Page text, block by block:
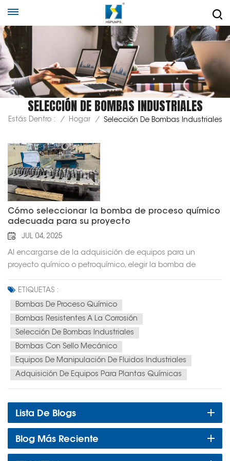
SELECCIÓN DE BOMBAS INDUSTRIALES
Estás Dentro : / Hogar / Selección De Bombas Industriales
Cómo seleccionar la bomba de proceso químico
adecuada para su proyecto
JUL 04, 2025
Al encargarse de la adquisición de equipos para un
proyecto químico o petroquímico, elegir la bomba de
proceso químico adecuada es una decisión crucial. La
bomba que seleccione afectará directamente la eficiencia
de la producción, la seguridad de la planta, los costos de
mantenimiento e incluso el cumplimiento de las normas
ambientales. A continuación, se presentan algunos factores
esenciales a considerar al seleccionar una bomba de
proceso químico que se ajuste a las necesidades de su
proyecto. 1. Defina los requisitos de su proceso Primero,
defina claramente el fluido que manejará. ¿Es corrosivo?
¿Contiene sólidos? ¿Cuál es su viscosidad y temperatura?
Comprender las características físicas y químicas del fluido
bombeado es fundamental para la selección de cualquier
el diseño del sistema. 2. Considere los materiales de
construcción Las bombas para procesos químicos deben
ETIQUETAS :
Bombas De Proceso Químico
Bombas Resistentes A La Corrosión
Selección De Bombas Industriales
Bombas Con Sello Mecánico
Equipos De Manipulación De Fluidos Industriales
Adquisición De Equipos Para Plantas Químicas
Lista De Blogs
Blog Más Reciente